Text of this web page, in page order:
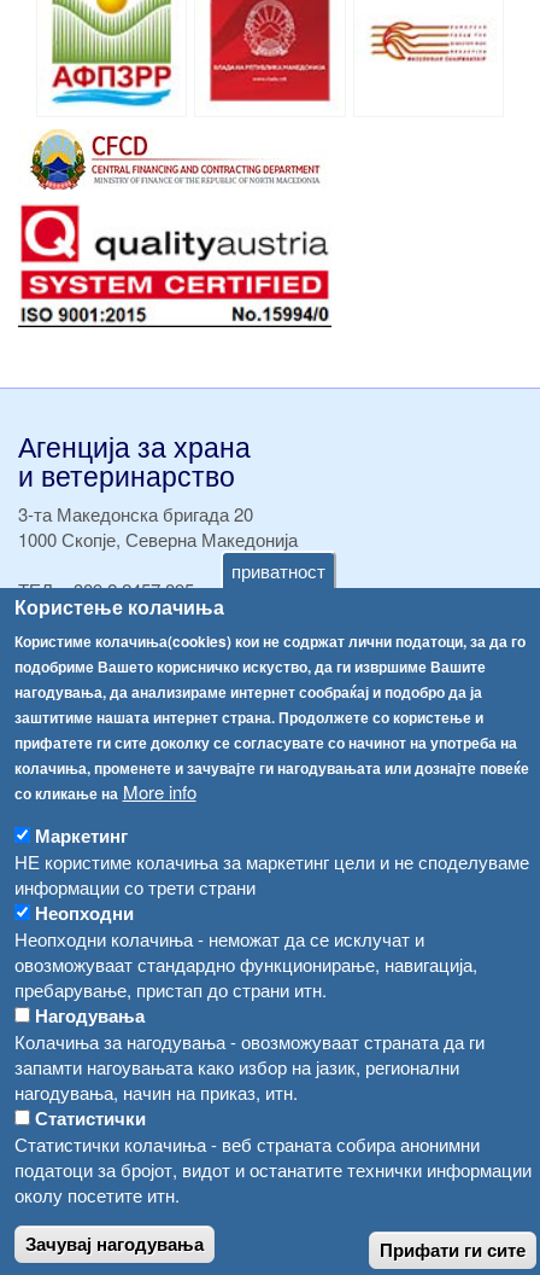
приватност
Користење колачиња
Користиме колачиња(cookies) кои не содржат лични податоци, за да го
подобриме Вашето корисничко искуство, да ги извршиме Вашите
нагодувања, да анализираме интернет сообраќај и подобро да ја
заштитиме нашата интернет страна. Продолжете со користење и
прифатете ги сите доколку се согласувате со начинот на употреба на
колачиња, променете и зачувајте ги нагодувањата или дознајте повеќе
со кликање на More info
Маркетинг
НЕ користиме колачиња за маркетинг цели и не споделуваме
информации со трети страни
Неопходни
Неопходни колачиња - неможат да се исклучат и
овозможуваат стандардно функционирање, навигација,
пребарување, пристап до страни итн.
Нагодувања
Колачиња за нагодувања - овозможуваат страната да ги
запамти нагоувањата како избор на јазик, регионални
нагодувања, начин на приказ, итн.
Статистички
Статистички колачиња - веб страната собира анонимни
податоци за бројот, видот и останатите технички информации
околу посетите итн.
Зачувај нагодувања Прифати ги сите
Агенција за храна
и ветеринарство
3-та Македонска бригада 20
1000 Скопје, Северна Македонија
ТЕЛ:+389 2 2457 895
ТЕЛ:+389 2 2457 873
Факс:+389 2 2457 893
Факс:+389 2 2457 871
info@fva.gov.mk
[АХВ-претходна страна]
Соопштенија
Република Бугарија ги засили официјалните контроли при увоз на свежо овошје и зеленчук
Високите температури ризик од труење со храна, опасни се и за животните
Водата во Гостивар може да се користи како техничка, продолжува испораката на флаширана вода
Во Гостивар спроведени 70 вонредни контроли
Забраната за водата во Гостивар останува на сила, операторите да користат само технички безбедна вода
Навигација
Регистри
Обрасци
Забрани
Огласи